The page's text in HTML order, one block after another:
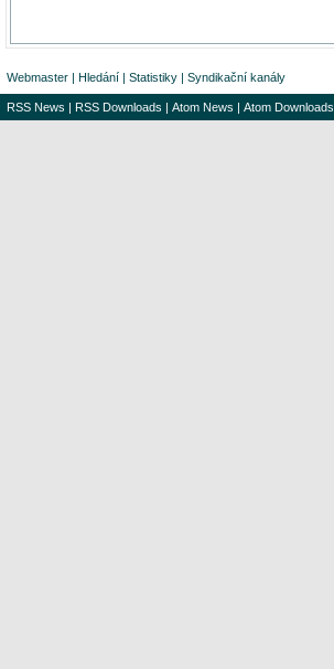
Webmaster | Hledání | Statistiky | Syndikační kanály
RSS News | RSS Downloads | Atom News | Atom Downloads